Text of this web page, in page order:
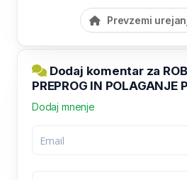
Prevzemi
Dodaj komentar za
PREPROG IN POLAGANJE
Dodaj mnenje